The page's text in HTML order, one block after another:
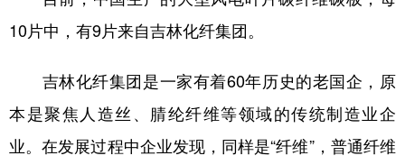
10片中，有9片来自吉林化纤集团。
吉林化纤集团是一家有着60年历史的老国企，原
本是聚焦人造丝、腈纶纤维等领域的传统制造业企
业。在发展过程中企业发现，同样是“纤维”，普通纤维